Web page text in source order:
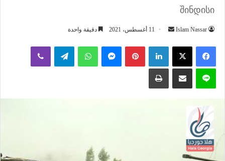
შინდისი
Islam Nassar
أرسل
إلكترونيا
11 أغسطس، 2021 دقيقة واحدة
لينكدإن بينتيريستماسنجر واتساب تيلقرام ڤايبر
لاين مشاركة عبر البريد طباعة